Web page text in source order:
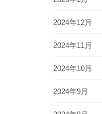
2024年12月
2024年11月
2024年10月
2024年9月